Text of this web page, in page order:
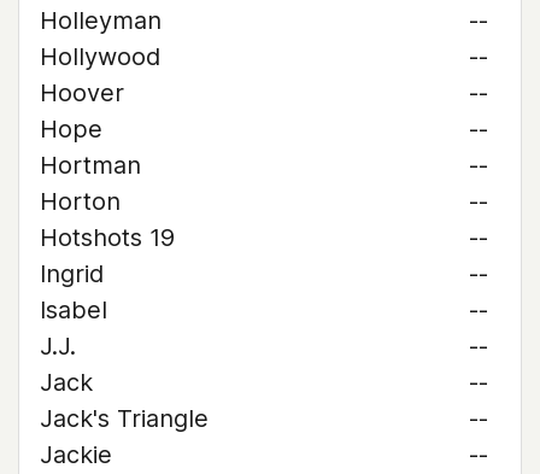
Holleyman
--
Hollywood
--
Hoover
--
Hope
--
Hortman
--
Horton
--
Hotshots 19
--
Ingrid
--
Isabel
--
J.J.
--
Jack
--
Jack's Triangle
--
Jackie
--